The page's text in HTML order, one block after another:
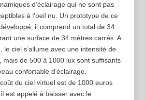
d’éclairage qui ne sont pas
à l’oeil nu. Un prototype de ce
il comprend un total de 34
une surface de 34 mètres carrés. A
le ciel s’allume avec une intensité de
mais de 500 à 1000 lux sont suffisants
confortable d’éclairage.
du ciel virtuel est de 1000 euros
est appelé à baisser avec le